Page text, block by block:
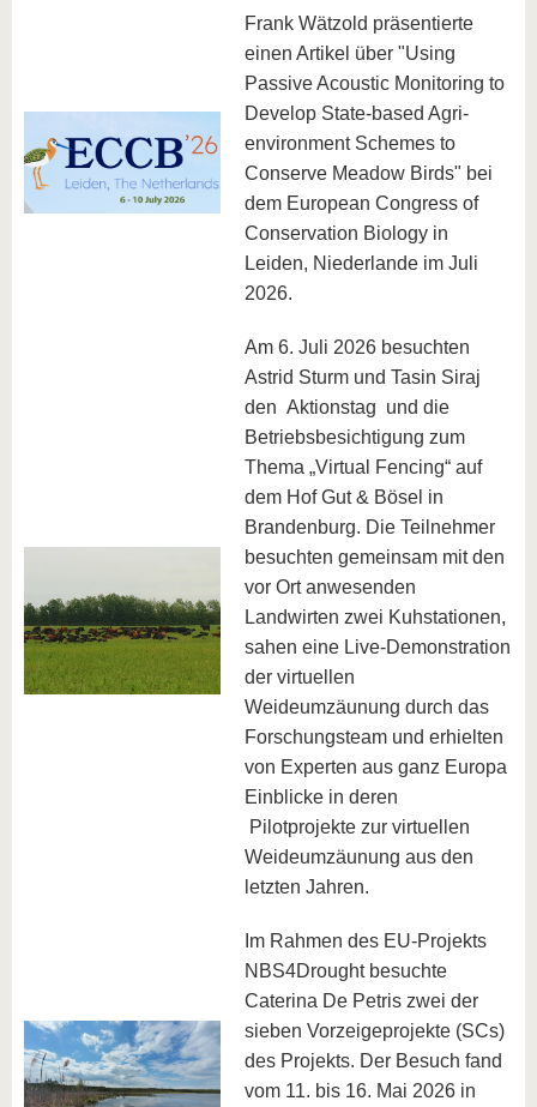
Frank Wätzold präsentierte
einen Artikel über "Using
Passive Acoustic Monitoring to
Develop State-based Agri-
environment Schemes to
Conserve Meadow Birds" bei
dem European Congress of
Conservation Biology in
Leiden, Niederlande im Juli
2026.
Am 6. Juli 2026 besuchten
Astrid Sturm und Tasin Siraj
den Aktionstag und die
Betriebsbesichtigung zum
Thema „Virtual Fencing“ auf
dem Hof Gut & Bösel in
Brandenburg. Die Teilnehmer
besuchten gemeinsam mit den
vor Ort anwesenden
Landwirten zwei Kuhstationen,
sahen eine Live-Demonstration
der virtuellen
Weideumzäunung durch das
Forschungsteam und erhielten
von Experten aus ganz Europa
Einblicke in deren
Pilotprojekte zur virtuellen
Weideumzäunung aus den
letzten Jahren.
Im Rahmen des EU-Projekts
NBS4Drought besuchte
Caterina De Petris zwei der
sieben Vorzeigeprojekte (SCs)
des Projekts. Der Besuch fand
vom 11. bis 16. Mai 2026 in